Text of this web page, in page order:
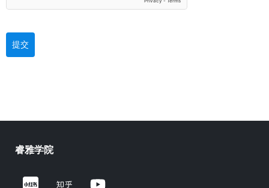
提交
睿雅学院
Z
Y